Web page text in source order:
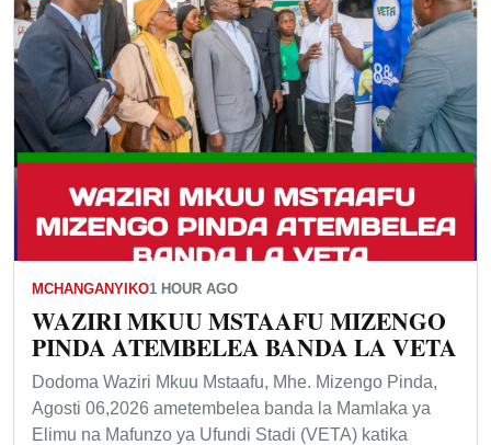
MCHANGANYIKO1 HOUR AGO
WAZIRI MKUU MSTAAFU MIZENGO
PINDA ATEMBELEA BANDA LA VETA
Dodoma Waziri Mkuu Mstaafu, Mhe. Mizengo Pinda,
Agosti 06,2026 ametembelea banda la Mamlaka ya
Elimu na Mafunzo ya Ufundi Stadi (VETA) katika